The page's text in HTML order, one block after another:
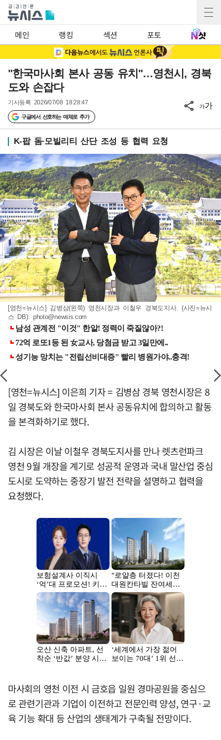
메인 랭킹 섹션 포토
"한국마사회 본사 공동 유치"…영천시, 경북
도와 손잡다
기사등록 2026/07/08 18:28:47
구글에서 선호하는 매체로 추가
가가
K-팝 돔·모빌리티 산단 조성 등 협력 요청
[영천=뉴시스] 김병삼(왼쪽) 영천시장과 이철우 경북도지사. (사진=뉴시
스 DB). photo@newsis.com
[영천=뉴시스] 이은희 기자 = 김병삼 경북 영천시장은 8
일 경북도와 한국마사회 본사 공동유치에 합의하고 활동
을 본격화하기로 했다.
김 시장은 이날 이철우 경북도지사를 만나 렛츠런파크
영천 9월 개장을 계기로 성공적 운영과 국내 말산업 중심
도시로 도약하는 중장기 발전 전략을 설명하고 협력을
요청했다.
마사회의 영천 이전 시 금호읍 일원 경마공원을 중심으
로 관련기관과 기업이 이전하고 전문인력 양성, 연구·교
육 기능 확대 등 산업의 생태계가 구축될 전망이다.